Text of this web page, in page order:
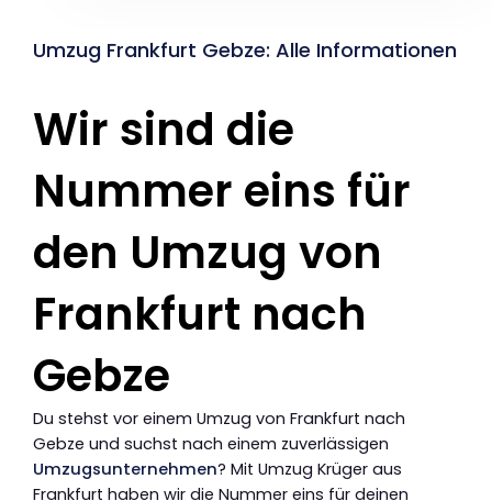
Umzug Frankfurt Gebze: Alle Informationen
Wir sind die
Nummer eins für
den Umzug von
Frankfurt nach
Gebze
Du stehst vor einem Umzug von Frankfurt nach
Gebze und suchst nach einem zuverlässigen
Umzugsunternehmen? Mit Umzug Krüger aus
Frankfurt haben wir die Nummer eins für deinen